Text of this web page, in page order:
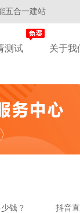
五合一建站
测试 关于我
钱？ 抖音